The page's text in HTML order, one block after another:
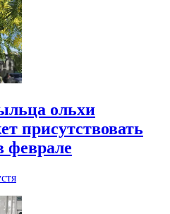
ольхи
присутствовать
феврале